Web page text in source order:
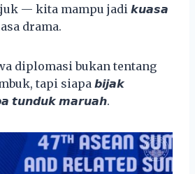
— kita mampu jadi 𝙠𝙪𝙖𝙨𝙖
drama.
diplomasi bukan tentang
tapi siapa 𝙗𝙞𝙟𝙖𝙠
𝙩𝙪𝙣𝙙𝙪𝙠 𝙢𝙖𝙧𝙪𝙖𝙝.